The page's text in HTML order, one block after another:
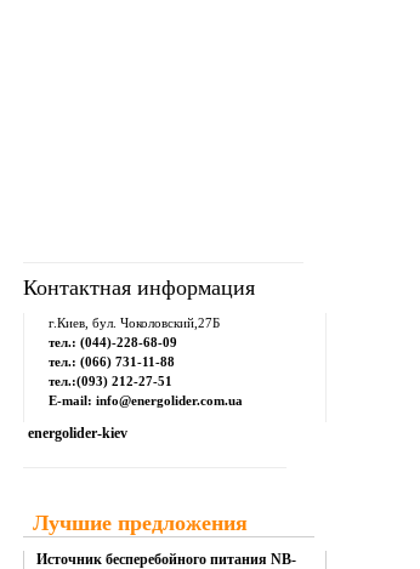
Контактная информация
г.Киев, бул. Чоколовский,27Б
тел.: (044)-228-68-09
тел.: (066) 731-11-88
тел.:(093) 212-27-51
E-mail: info@energolider.com.ua
energolider-kiev
Лучшие предложения
Источник бесперебойного питания NB-